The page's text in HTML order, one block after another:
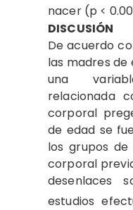
nacer (p <
DISCUSIÓN
De acuerdo
las madres de
una
relacionada
corporal
de edad se
los grupos
corporal
desenlaces
estudios